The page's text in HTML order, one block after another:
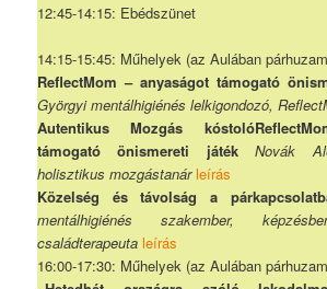
12:45-14:15: Ebédszünet
14:15-15:45: Műhelyek (az Aulában
ReflectMom – anyaságot támogató
Györgyi mentálhigiénés lelkigondozó,
Autentikus Mozgás
támogató önismereti játék
Novák
holisztikus mozgástanár leírás
Közelség és távolság a
mentálhigiénés szakember,
családterapeuta leírás
16:00-17:30: Műhelyek (az Aulában